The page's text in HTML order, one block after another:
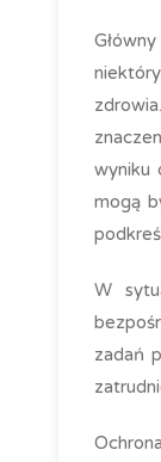
wyniku
mogą
W
zadań